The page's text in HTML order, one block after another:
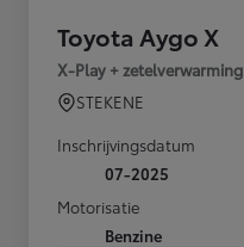
Toyota Aygo X
X-Play + zetelverwarming
STEKENE
Inschrijvingsdatum
07-2025
Motorisatie
Benzine